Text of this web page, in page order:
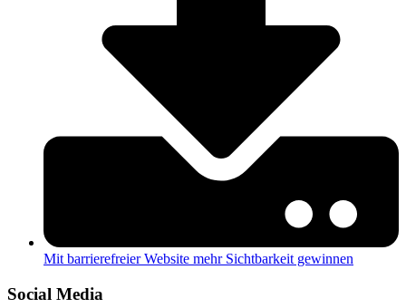
Mit barrierefreier Website mehr Sichtbarkeit gewinnen
Social Media